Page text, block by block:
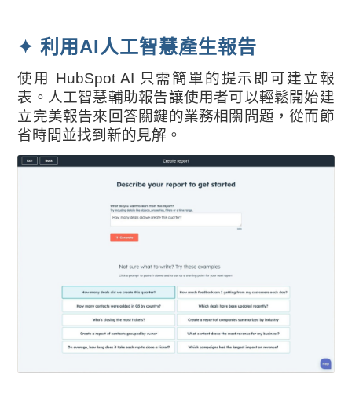
✦ 利用AI人工智慧產生報告
使用 HubSpot AI 只需簡單的提示即可建立報
表。人工智慧輔助報告讓使用者可以輕鬆開始建
立完美報告來回答關鍵的業務相關問題，從而節
省時間並找到新的見解。